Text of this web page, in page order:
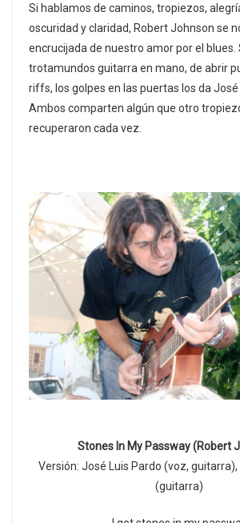
Si hablamos de caminos, tropiezos,
oscuridad y claridad, Robert Johnson se
encrucijada de nuestro amor por el blues.
trotamundos guitarra en mano, de abrir
riffs, los golpes en las puertas los da José
Ambos comparten algún que otro
recuperaron cada vez.
Stones In My Passway (Robert
Versión: José Luis Pardo (voz,
(guitarra)